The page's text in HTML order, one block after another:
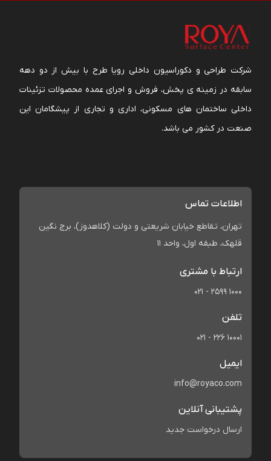
شرکت طراحی و دکوراسیون داخلی رویا طرح با بیش از دو دهه
سابقه در زمینه ی پخش، فروش و اجرای عمده محصولات تزئینات
داخلی ساختمان های مسکونی، اداری و تجاری از پیشگامان این
صنعت در کشور می باشد.
اطلاعات تماس
تهران، تقاطع خیابان شریعتی و دولت (کلاهدوز)، برج نگین
قلهک، طبقه اول، واحد 11
ارتباط با مشتری
021 - 2599 1000
تلفن
021 - 226 10001
ایمیل
info@royaco.com
پشتیبانی آنلاین
ارسال درخواست جدید